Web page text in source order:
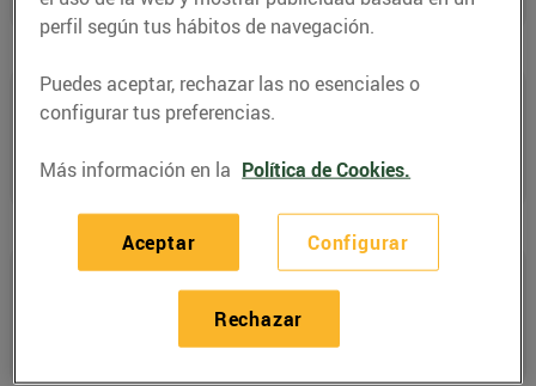
cm.
Supervisión
supervisión de niños y niñas por parte de un
adulto.
Restricciones
Por motivos de higiene, es necesario que los niños
perfil según tus hábitos de navegación.
Puedes aceptar, rechazar las no esenciales o
configurar tus preferencias.
Más información en la Política de Cookies.
Configurar
Rechazar
Aceptar